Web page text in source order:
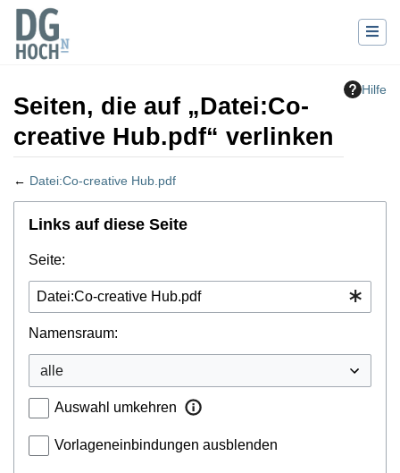
Hilfe
Seiten, die auf „Datei:Co-
creative Hub.pdf“ verlinken
← Datei:Co-creative Hub.pdf
Wechseln zu:Navigation,Suche
Links auf diese Seite
Seite:
Namensraum:
Auswahl umkehren
Vorlageneinbindungen ausblenden